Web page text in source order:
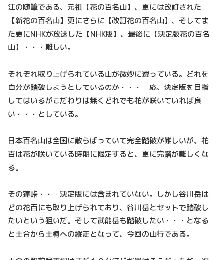
江の随筆である、元祖【花の百名山】、更には改訂された
【新花の百名山】更にさらに【改訂花の百名山】、そしてま
た更にNHKが放送した【NHK版】、最後に【決定版花の百名
山】・・・難しい。
それぞれ取り上げられている山が微妙に違っている。どれを
自分が踏破しようとしているのか・・・一応、決定版を目指
してはいるがこだわりは無くどれでも花が咲いていれば良
い・・・としている。
日本百名山は全国に散らばっていて完全踏破が難しいが、花
百は花が咲いている時期に限定すると、更に完踏が難しくな
る。
その蓬峠・・・決定版には含まれていない。しかし谷川岳は
どの花百にも取り上げられており、谷川岳とセットで踏破し
たいという狙いだ。そして武能岳も踏破したい・・・となる
と土合から土樽への縦走となって、今回の山行である。